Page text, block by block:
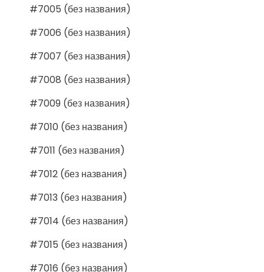
#7005 (без названия)
#7006 (без названия)
#7007 (без названия)
#7008 (без названия)
#7009 (без названия)
#7010 (без названия)
#7011 (без названия)
#7012 (без названия)
#7013 (без названия)
#7014 (без названия)
#7015 (без названия)
#7016 (без названия)